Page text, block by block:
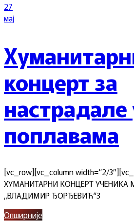
27
мај
концерт за
настрадале
поплавама
[vc_row][vc_column width=“2/
ХУМАНИТАРНИ КОНЦЕРТ УЧЕНИКА
„ВЛАДИМИР ЂОРЂЕВИЋ“З
Опширније